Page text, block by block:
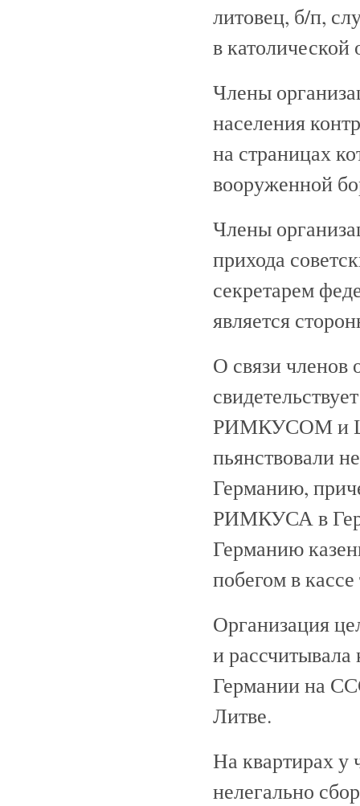
литовец, б/п,
в католической
Члены
населения
на страницах
вооруженной
Члены
прихода
секретарем
является
О связи
РИМКУСОМ и
пьянствовали
Германию,
РИМКУСА в
Германию
побегом в
Организация
и
Германии на
Литве.
На квартирах у
нелегально